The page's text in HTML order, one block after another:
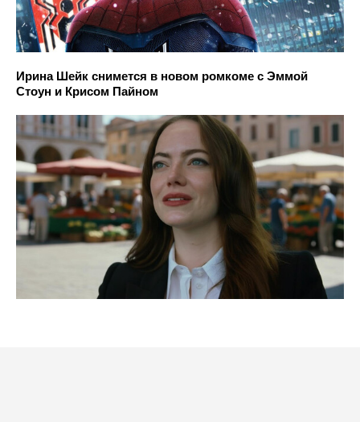
Ирина Шейк снимется в новом ромкоме с Эммой
Стоун и Крисом Пайном